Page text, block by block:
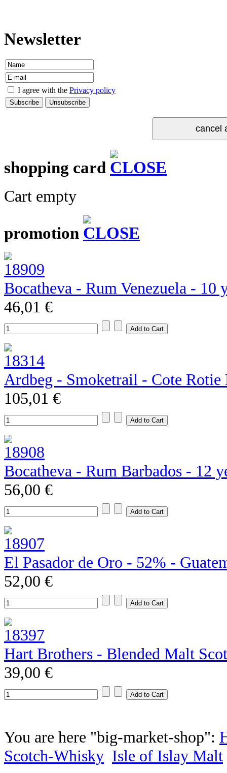
Newsletter
I agree with the Privacy policy
shopping card
Cart empty
promotion
Bocatheva - Rum Venezuela - 10
46,01 €
Ardbeg - Smoketrail - Cote
105,01 €
Bocatheva - Rum Barbados - 12
56,00 €
El Pasador de Oro - 52% -
52,00 €
Hart Brothers - Blended Malt
39,00 €
You are here "big-market-shop":
Scotch-Whisky Isle of Islay Malt